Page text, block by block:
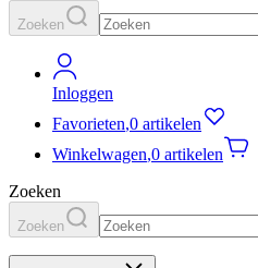
Zoeken
Inloggen
Favorieten,0 artikelen
Winkelwagen,0 artikelen
Zoeken
Zoeken